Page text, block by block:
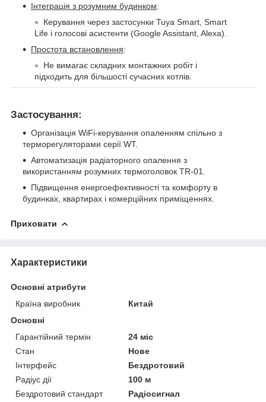
Інтеграція з розумним будинком:
Керування через застосунки Tuya Smart, Smart
Life і голосові асистенти (Google Assistant, Alexa).
Простота встановлення:
Не вимагає складних монтажних робіт і
підходить для більшості сучасних котлів.
Застосування:
Організація WiFi-керування опаленням спільно з
терморегуляторами серії WT.
Автоматизація радіаторного опалення з
використанням розумних термоголовок TR-01.
Підвищення енергоефективності та комфорту в
будинках, квартирах і комерційних приміщеннях.
Приховати
Характеристики
Основні атрибути
Країна виробник
Китай
Основні
Гарантійний термін
24 міс
Стан
Нове
Інтерфейс
Бездротовий
Радіус дії
100 м
Бездротовий стандарт
Радіосигнал